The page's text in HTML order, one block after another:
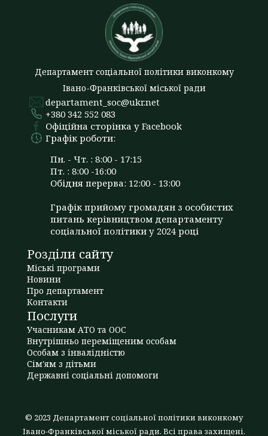
Департамент соціальної політики виконкому
Івано-Франківської міської ради
departament_soc@ukr.net
+380 342 552 083
Офіційна сторінка у Facebook
Графік роботи:
Пн. - Чт. : 8:00 - 17:15
Пт. : 8:00 -16:00
Обідня перерва: 12:00 - 13:00
Графік прийому громадян з особистих
питань керівництвом департаменту
соціальної політики у 2024 році
Розділи сайту
Міські програми
Новини
Про департамент
Контакти
Послуги
Учасникам АТО та ООС
Внутрішньо переміщеним особам
Особам з інвалідністю
Сім'ям з дітьми
Державні соціальні допомоги
© 2023 Департамент соціальної політики виконкому
Івано-Франківської міської ради. Всі права захищені.